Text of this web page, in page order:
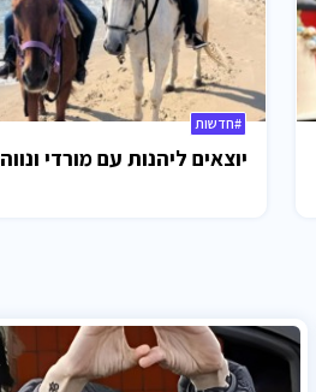
#חדשות
יוצאים ליהנות עם מורדי ונווה